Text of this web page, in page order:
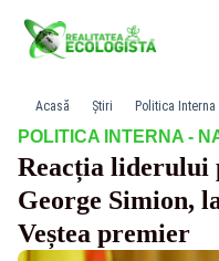
Acasă Știri Politica
POLITICA INTERNA -
Reacția liderului
George Simion,
Veștea premier